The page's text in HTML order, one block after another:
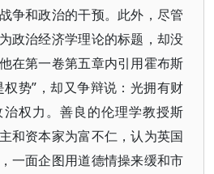
争和政治的干预。此外，尽管
政治经济学理论的标题，却没
在第一卷第五章内引用霍布斯
势”，却又争辩说：光拥有财
权力。善良的伦理学教授斯
和资本家为富不仁，认为英国
一面企图用道德情操来缓和市